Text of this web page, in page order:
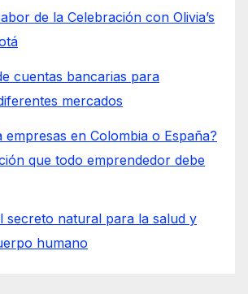
de la Celebración con Olivia’s
cuentas bancarias para
mercados
empresas en Colombia o España?
que todo emprendedor debe
secreto natural para la salud y
humano